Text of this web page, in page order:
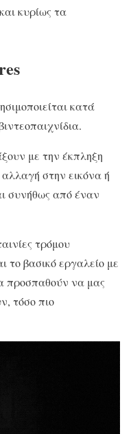
κυρίως τα
κατά
με την έκπληξη
στην εικόνα ή
συνήθως από έναν
τρόμου
το βασικό εργαλείο με
προσπαθούν να μας
τόσο πιο